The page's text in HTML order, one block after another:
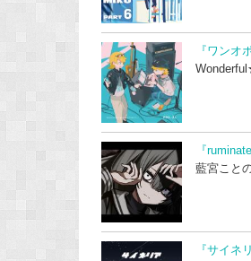
『ワンオ
『ruminate
藍宮こと
『サイネ